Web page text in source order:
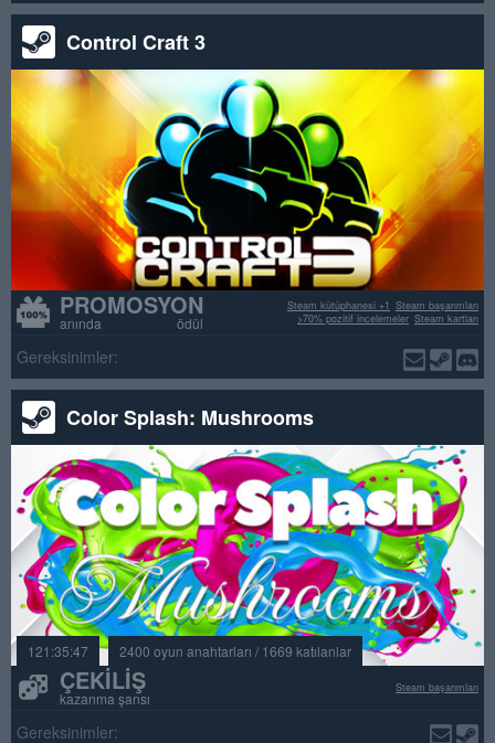
Control Craft 3
PROMOSYON
anında ödül
Steam başarımları
Steam kütüphanesi +1
Steam kartları
>70% pozitif incelemeler
Gereksinimler:
Color Splash: Mushrooms
121:35:47 2400 oyun anahtarları / 1669 katılanlar
ÇEKILIŞ
kazanma şansı
Steam başarımları
Gereksinimler: